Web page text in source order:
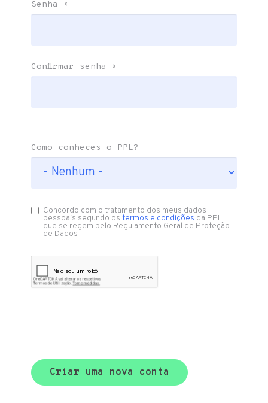
Senha *
Confirmar senha *
Como conheces o PPL?
Concordo com o tratamento dos meus dados
pessoais segundo ostermos e condições da PPL,
que se regem pelo Regulamento Geral de Proteção
de Dados
Criar uma nova conta